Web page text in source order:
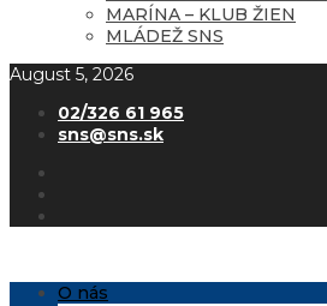
MARÍNA – KLUB ŽIEN
MLÁDEŽ SNS
August 5, 2026
02/326 61 965
sns@sns.sk
O nás